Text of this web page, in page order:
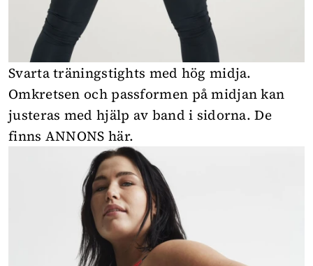
Svarta träningstights med hög midja.
Omkretsen och passformen på midjan kan
justeras med hjälp av band i sidorna. De
finns ANNONS här.